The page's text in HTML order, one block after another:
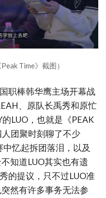
Time》截图）
职棒韩华鹰主场开幕战
、原队长禹秀和原忙
LUO，也就是《PEAK
团聚时刻聊了不少
中忆起拆团落泪，以及
知道LUO其实也有遗
的提议，只不过LUO准
然有许多事务无法参